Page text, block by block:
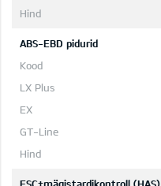
ABS-EBD pidurid